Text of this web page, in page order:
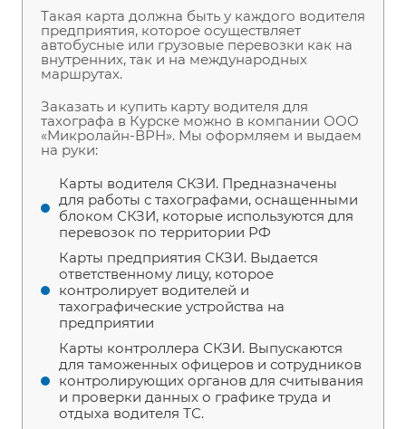
Такая карта должна быть у каждого водителя
предприятия, которое осуществляет
автобусные или грузовые перевозки как на
внутренних, так и на международных
маршрутах.
Заказать и купить карту водителя для
тахографа в Курске можно в компании ООО
«Микролайн-ВРН». Мы оформляем и выдаем
на руки:
Карты водителя СКЗИ. Предназначены
для работы с тахографами, оснащенными
блоком СКЗИ, которые используются для
перевозок по территории РФ
Карты предприятия СКЗИ. Выдается
ответственному лицу, которое
контролирует водителей и
тахографические устройства на
предприятии
Карты контроллера СКЗИ. Выпускаются
для таможенных офицеров и сотрудников
контролирующих органов для считывания
и проверки данных о графике труда и
отдыха водителя ТС.